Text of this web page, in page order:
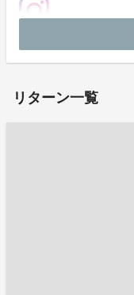
リターン一覧